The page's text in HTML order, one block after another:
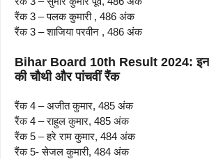
रैंक 3 – पलक कुमारी , 486 अंक
रैंक 3 – शाजिया परवीन , 486 अंक
Bihar Board 10th Result 2024: इन
की चौथी और पांचवीं रैंक
रैंक 4 – अजीत कुमार, 485 अंक
रैंक 4 – राहुल कुमार, 485 अंक
रैंक 5 – हरे राम कुमार, 484 अंक
रैंक 5- सेजल कुमारी, 484 अंक